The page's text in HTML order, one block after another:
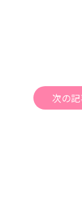
次の